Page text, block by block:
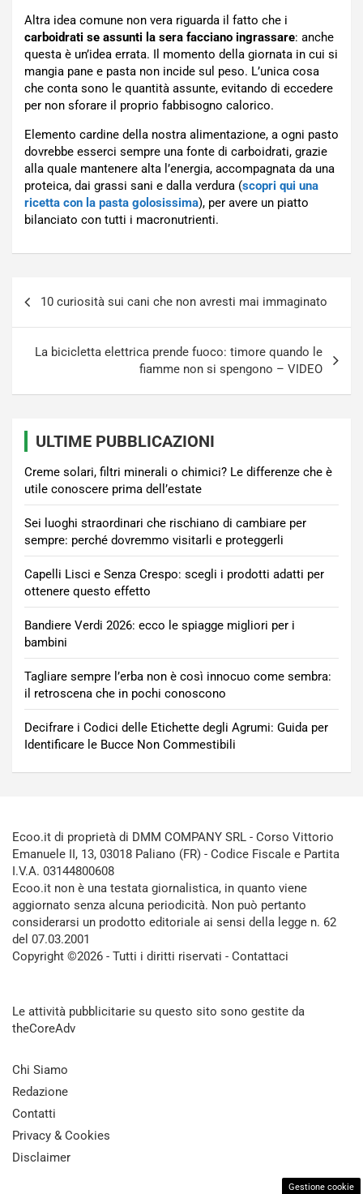
Altra idea comune non vera riguarda il fatto che i
carboidrati se assunti la sera facciano ingrassare: anche
questa è un’idea errata. Il momento della giornata in cui si
mangia pane e pasta non incide sul peso. L’unica cosa
che conta sono le quantità assunte, evitando di eccedere
per non sforare il proprio fabbisogno calorico.
Elemento cardine della nostra alimentazione, a ogni pasto
dovrebbe esserci sempre una fonte di carboidrati, grazie
alla quale mantenere alta l’energia, accompagnata da una
proteica, dai grassi sani e dalla verdura (scopri qui una
ricetta con la pasta golosissima), per avere un piatto
bilanciato con tutti i macronutrienti.
10 curiosità sui cani che non avresti mai immaginato
La bicicletta elettrica prende fuoco: timore quando le
fiamme non si spengono – VIDEO
ULTIME PUBBLICAZIONI
Creme solari, filtri minerali o chimici? Le differenze che è
utile conoscere prima dell’estate
Sei luoghi straordinari che rischiano di cambiare per
sempre: perché dovremmo visitarli e proteggerli
Capelli Lisci e Senza Crespo: scegli i prodotti adatti per
ottenere questo effetto
Bandiere Verdi 2026: ecco le spiagge migliori per i
bambini
Tagliare sempre l’erba non è così innocuo come sembra:
il retroscena che in pochi conoscono
Decifrare i Codici delle Etichette degli Agrumi: Guida per
Identificare le Bucce Non Commestibili
Ecoo.it di proprietà di DMM COMPANY SRL - Corso Vittorio
Emanuele II, 13, 03018 Paliano (FR) - Codice Fiscale e Partita
I.V.A. 03144800608
Ecoo.it non è una testata giornalistica, in quanto viene
aggiornato senza alcuna periodicità. Non può pertanto
considerarsi un prodotto editoriale ai sensi della legge n. 62
del 07.03.2001
Copyright ©2026 - Tutti i diritti riservati - Contattaci
Le attività pubblicitarie su questo sito sono gestite da
theCoreAdv
Chi Siamo
Redazione
Contatti
Privacy & Cookies
Disclaimer
Gestione cookie